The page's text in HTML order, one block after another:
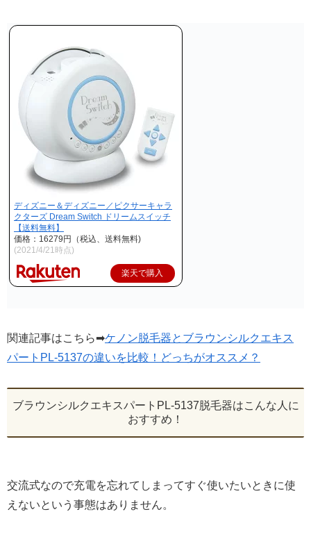
ディズニー＆ディズニー／ピクサーキャラ
クターズ Dream Switch ドリームスイッチ
【送料無料】
価格：16279円（税込、送料無料)
(2021/4/21時点)
楽天で購入
関連記事はこちら➡ケノン脱毛器とブラウンシルクエキス
パートPL-5137の違いを比較！どっちがオススメ？
ブラウンシルクエキスパートPL-5137脱毛器はこんな人に
おすすめ！
交流式なので充電を忘れてしまってすぐ使いたいときに使
えないという事態はありません。